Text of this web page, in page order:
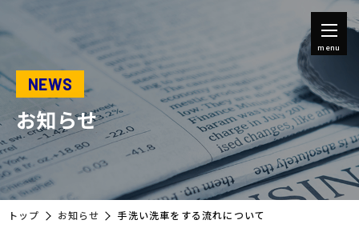
menu
NEWS
お知らせ
トップ お知らせ 手洗い洗車をする流れについて